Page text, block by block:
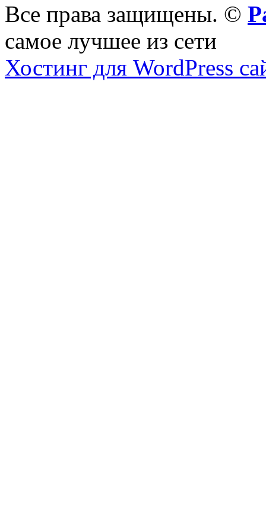
Все права защищены. ©
самое лучшее из сети
Хостинг для WordPress